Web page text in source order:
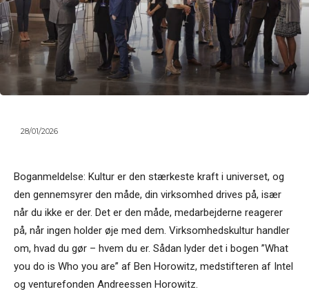
28/01/2026
Boganmeldelse: Kultur er den stærkeste kraft i universet, og
den gennemsyrer den måde, din virksomhed drives på, især
når du ikke er der. Det er den måde, medarbejderne reagerer
på, når ingen holder øje med dem. Virksomhedskultur handler
om, hvad du gør – hvem du er. Sådan lyder det i bogen ”What
you do is Who you are” af Ben Horowitz, medstifteren af Intel
og venturefonden Andreessen Horowitz.